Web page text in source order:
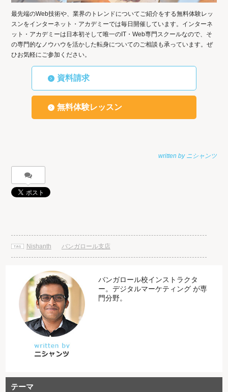
最先端のWeb技術や、業界のトレンドについてご紹介をする無料体験レッ
スンをインターネット・アカデミーでは毎日開催しています。インターネ
ット・アカデミーは日本初そして唯一のIT・Web専門スクールなので、そ
の専門的なノウハウを活かした転身についてのご相談も承っています。ぜ
ひお気軽にご参加ください。
資料請求
無料体験レッスン
Nishanth バンガロール支店
バンガロール校インストラクタ
ー。デジタルマーケティング が専
門分野。
テーマ